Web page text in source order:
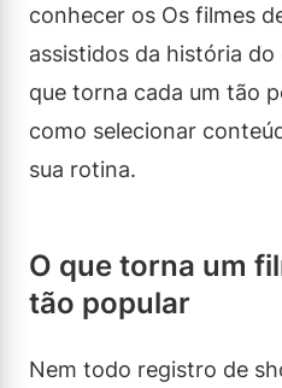
conhecer os Os filmes
assistidos da história
que torna cada um tão
como selecionar
sua rotina.
O que torna um
tão popular
Nem todo registro de